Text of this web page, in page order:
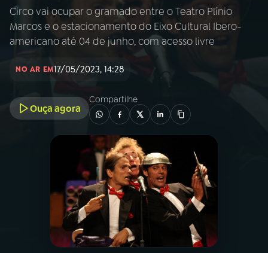
AO VIVO
PROGRAMAS
PODCASTS
VIDEOCASTS
Circo vai ocupar o gramado entre o Teatro Plínio
Marcos e o estacionamento do Eixo Cultural Ibero-
americano até 04 de junho, com acesso livre
NO AR EM17/05/2023, 14:28
Ouça agora
Compartilhe